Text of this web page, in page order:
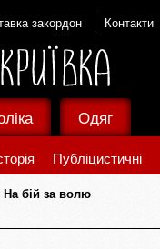
закордон Контакти
Публіцистичні
Одяг
На бій за волю